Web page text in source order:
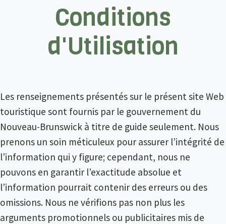
Conditions
d'Utilisation
Les renseignements présentés sur le présent site Web
touristique sont fournis par le gouvernement du
Nouveau-Brunswick à titre de guide seulement. Nous
prenons un soin méticuleux pour assurer l’intégrité de
l’information qui y figure; cependant, nous ne
pouvons en garantir l’exactitude absolue et
l’information pourrait contenir des erreurs ou des
omissions. Nous ne vérifions pas non plus les
arguments promotionnels ou publicitaires mis de